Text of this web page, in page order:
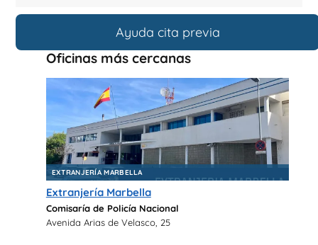
Ayuda cita previa
Oficinas más cercanas
EXTRANJERÍA MARBELLA
Extranjería Marbella
Comisaría de Policía Nacional
Avenida Arias de Velasco, 25